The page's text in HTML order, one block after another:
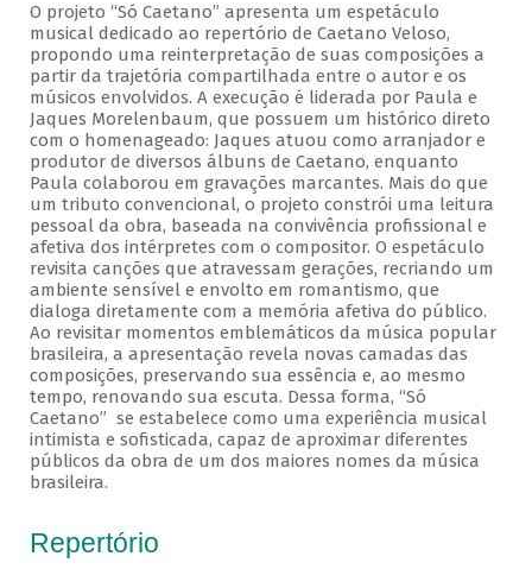
O projeto “Só Caetano” apresenta um espetáculo
musical dedicado ao repertório de Caetano Veloso,
propondo uma reinterpretação de suas composições a
partir da trajetória compartilhada entre o autor e os
músicos envolvidos. A execução é liderada por Paula e
Jaques Morelenbaum, que possuem um histórico direto
com o homenageado: Jaques atuou como arranjador e
produtor de diversos álbuns de Caetano, enquanto
Paula colaborou em gravações marcantes. Mais do que
um tributo convencional, o projeto constrói uma leitura
pessoal da obra, baseada na convivência profissional e
afetiva dos intérpretes com o compositor. O espetáculo
revisita canções que atravessam gerações, recriando um
ambiente sensível e envolto em romantismo, que
dialoga diretamente com a memória afetiva do público.
Ao revisitar momentos emblemáticos da música popular
brasileira, a apresentação revela novas camadas das
composições, preservando sua essência e, ao mesmo
tempo, renovando sua escuta. Dessa forma, “Só
Caetano” se estabelece como uma experiência musical
intimista e sofisticada, capaz de aproximar diferentes
públicos da obra de um dos maiores nomes da música
brasileira.
Repertório